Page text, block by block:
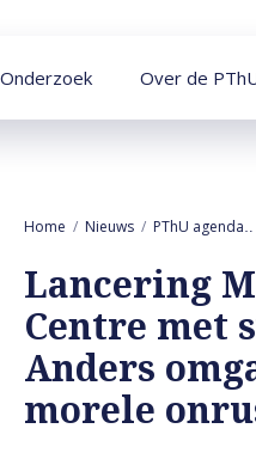
Onderzoek Over de
Home Nieuws PThU agenda
Lancering
Centre met
Anders
morele